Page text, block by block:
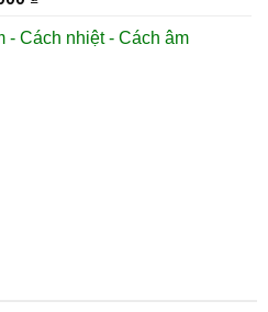
₫.
tại
- Cách nhiệt - Cách âm